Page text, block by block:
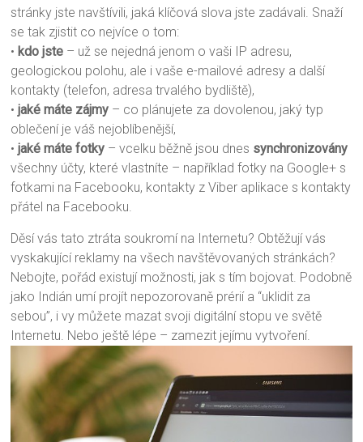
stránky jste navštívili, jaká klíčová slova jste zadávali. Snaží
se tak zjistit co nejvíce o tom:
• kdo jste – už se nejedná jenom o vaši IP adresu,
geologickou polohu, ale i vaše e-mailové adresy a další
kontakty (telefon, adresa trvalého bydliště),
•jaké máte zájmy – co plánujete za dovolenou, jaký typ
oblečení je váš nejoblíbenější,
•jaké máte fotky – vcelku běžně jsou dnes synchronizovány
všechny účty, které vlastníte – například fotky na Google+ s
fotkami na Facebooku, kontakty z Viber aplikace s kontakty
přátel na Facebooku.
Děsí vás tato ztráta soukromí na Internetu? Obtěžují vás
vyskakující reklamy na všech navštěvovaných stránkách?
Nebojte, pořád existují možnosti, jak s tím bojovat. Podobně
jako Indián umí projít nepozorovaně prérií a “uklidit za
sebou”, i vy můžete mazat svoji digitální stopu ve světě
Internetu. Nebo ještě lépe – zamezit jejímu vytvoření.